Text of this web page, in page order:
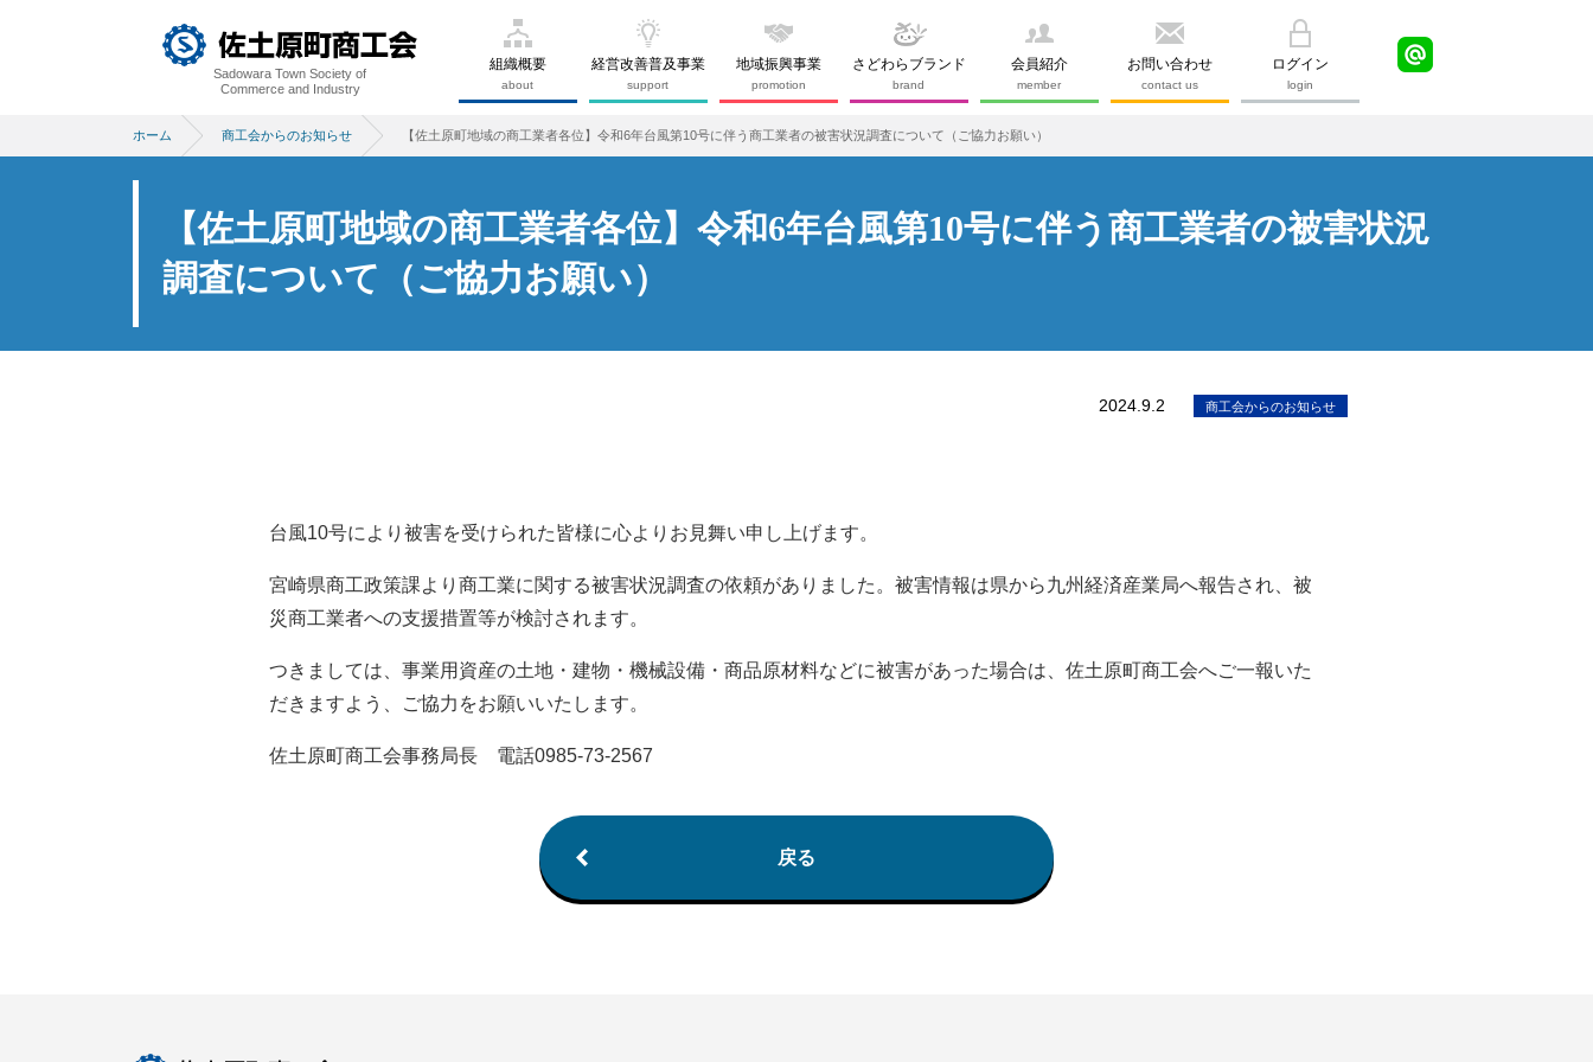
Sadowara Town Society of
Commerce and Industry
組織概要
about
経営改善普及事業
support
地域振興事業
promotion
さどわらブランド
brand
会員紹介
member
お問い合わせ
contact us
ログイン
login
ホーム 商工会からのお知らせ 【佐土原町地域の商工業者各位】令和6年台風第10号に伴う商工業者の被害状況調査について（ご協力お願い）
【佐土原町地域の商工業者各位】令和6年台風第10号に伴う商工業者の被害状況
調査について（ご協力お願い）
2024.9.2 商工会からのお知らせ
台風10号により被害を受けられた皆様に心よりお見舞い申し上げます。
宮崎県商工政策課より商工業に関する被害状況調査の依頼がありました。被害情報は県から九州経済産業局へ報告され、被
災商工業者への支援措置等が検討されます。
つきましては、事業用資産の土地・建物・機械設備・商品原材料などに被害があった場合は、佐土原町商工会へご一報いた
だきますよう、ご協力をお願いいたします。
佐土原町商工会事務局長 電話0985-73-2567
戻る